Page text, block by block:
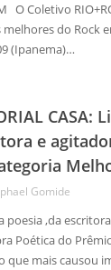
O Coletivo
melhores do Rock
(Ipanema)…
CASA:
e
Gomide
poesia ,da
Poética do
que mais causou